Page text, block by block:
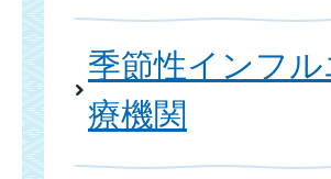
季節性インフ
療機関